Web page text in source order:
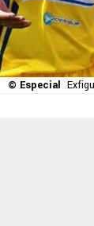
© Especial